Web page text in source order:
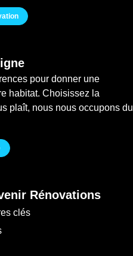
pour donner une
habitat. Choisissez la
plaît, nous nous occupons du
Rénovations
clés